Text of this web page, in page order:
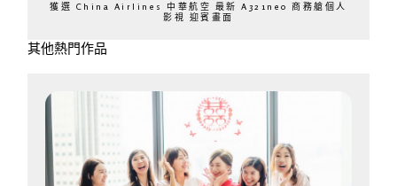
獲選 China Airlines 中華航空 最新 A321neo 商務艙個人
影視 迎賓畫面
其他熱門作品